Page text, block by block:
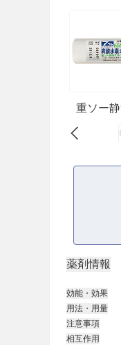
重ソー静
薬剤情報
効能・効果
用法・用量
注意事項
相互作用